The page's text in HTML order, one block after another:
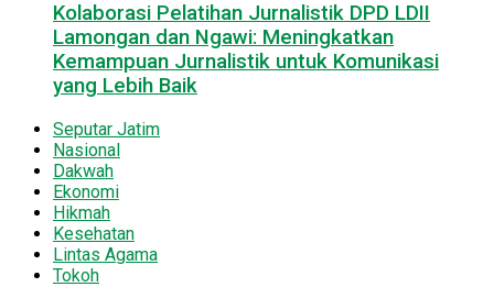
Kolaborasi Pelatihan Jurnalistik DPD LDII
Lamongan dan Ngawi: Meningkatkan
Kemampuan Jurnalistik untuk Komunikasi
yang Lebih Baik
Seputar Jatim
Nasional
Dakwah
Ekonomi
Hikmah
Kesehatan
Lintas Agama
Tokoh